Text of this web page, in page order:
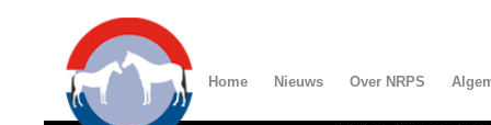
Home Nieuws Over NRPS